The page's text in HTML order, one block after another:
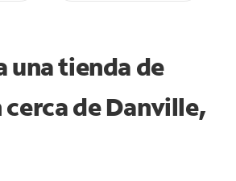
una tienda de
cerca de Danville,